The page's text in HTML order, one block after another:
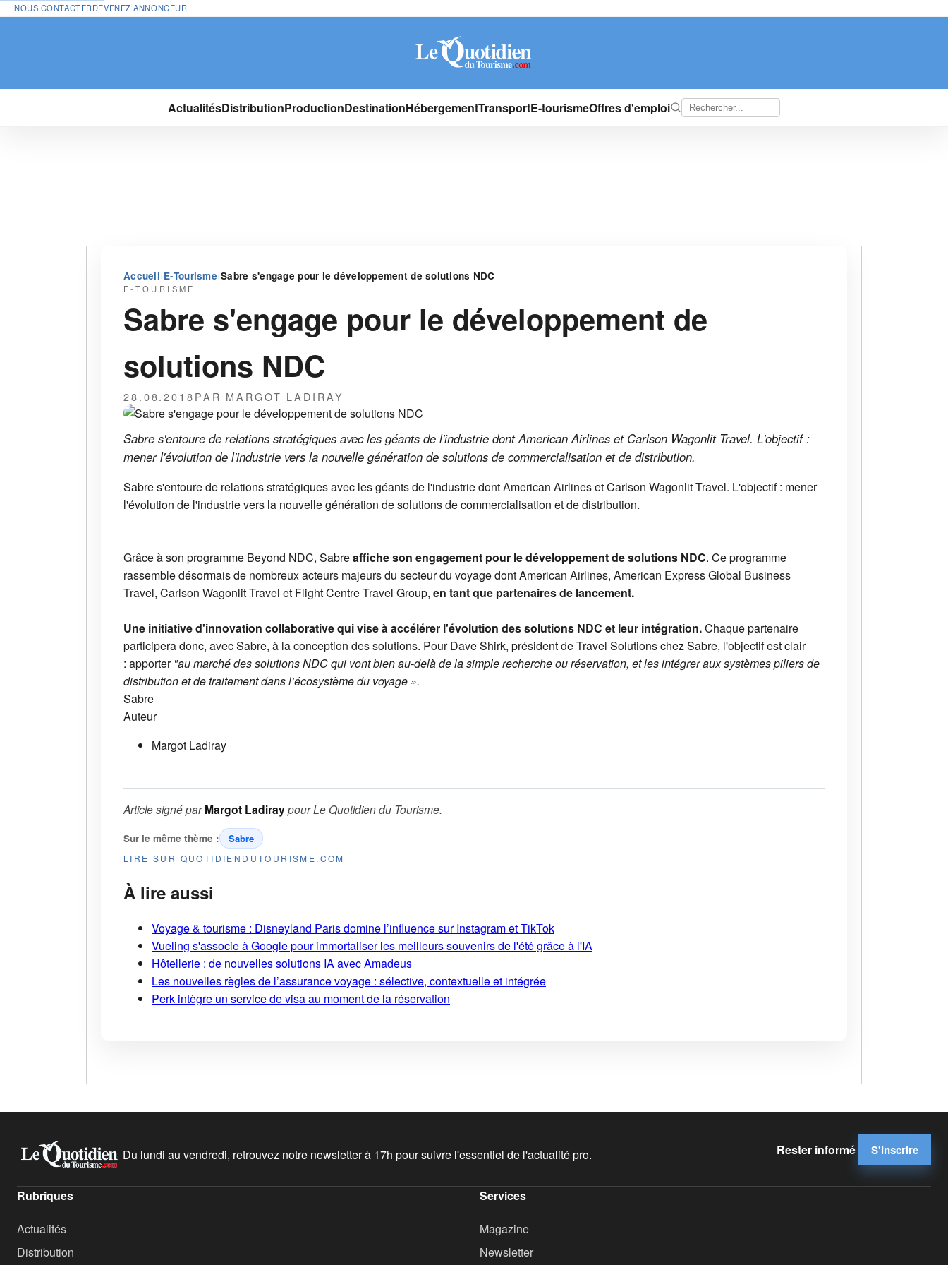
NOUS CONTACTERDEVENEZ ANNONCEUR
ActualitésDistributionProductionDestinationHébergementTransportE-tourismeOffres d'emploi
Accueil›E-Tourisme›Sabre s'engage pour le développement de solutions NDC
E-TOURISME
Sabre s'engage pour le développement de
solutions NDC
28.08.2018PAR MARGOT LADIRAY
Sabre s'entoure de relations stratégiques avec les géants de l'industrie dont American Airlines et Carlson Wagonlit Travel. L'objectif :
mener l'évolution de l'industrie vers la nouvelle génération de solutions de commercialisation et de distribution.
Sabre s'entoure de relations stratégiques avec les géants de l'industrie dont American Airlines et Carlson Wagonlit Travel. L'objectif : mener
l'évolution de l'industrie vers la nouvelle génération de solutions de commercialisation et de distribution.
Grâce à son programme Beyond NDC, Sabreaffiche son engagement pour le développement de solutions NDC. Ce programme
rassemble désormais de nombreux acteurs majeurs du secteur du voyage dont American Airlines, American Express Global Business
Travel, Carlson Wagonlit Travel et Flight Centre Travel Group, en tant que partenaires de lancement.
Une initiative d'innovation collaborative qui vise à accélérer l'évolution des solutions NDC et leur intégration.Chaque partenaire
participera donc, avec Sabre, à la conception des solutions. Pour Dave Shirk, président de Travel Solutions chez Sabre, l'objectif est clair
: apporter "au marché des solutions NDC qui vont bien au-delà de la simple recherche ou réservation, et les intégrer aux systèmes piliers de
distribution et de traitement dans l’écosystème du voyage ».
Sabre
Auteur
Margot Ladiray
Article signé parMargot LadiraypourLe Quotidien du Tourisme.
Sur le même thème : Sabre
LIRE SUR QUOTIDIENDUTOURISME.COM
À lire aussi
Voyage & tourisme : Disneyland Paris domine l’influence sur Instagram et TikTok
Vueling s'associe à Google pour immortaliser les meilleurs souvenirs de l'été grâce à l'IA
Hôtellerie : de nouvelles solutions IA avec Amadeus
Les nouvelles règles de l’assurance voyage : sélective, contextuelle et intégrée
Perk intègre un service de visa au moment de la réservation
Du lundi au vendredi, retrouvez notre newsletter à 17h pour suivre l'essentiel de l'actualité pro. Rester informé S'inscrire
Rubriques
Actualités
Distribution
Services
Magazine
Newsletter